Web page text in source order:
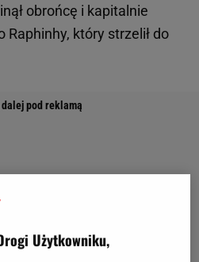
obrońcę i kapitalnie
Raphinhy, który strzelił do
Użytkowniku,